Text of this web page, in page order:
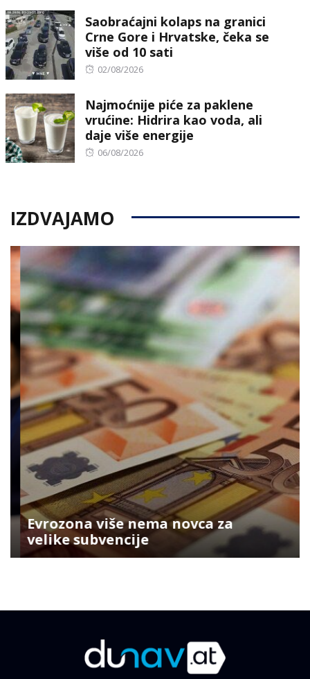
Saobraćajni kolaps na granici
Crne Gore i Hrvatske, čeka se
više od 10 sati
Posted
02/08/2026
Najmoćnije piće za paklene
vrućine: Hidrira kao voda, ali
daje više energije
Posted
06/08/2026
IZDVAJAMO
Evrozona više nema novca za
velike subvencije